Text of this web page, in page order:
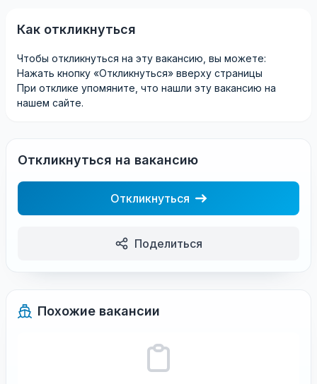
Как откликнуться
Чтобы откликнуться на эту вакансию, вы можете:
Нажать кнопку «Откликнуться» вверху страницы
При отклике упомяните, что нашли эту вакансию на
нашем сайте.
Откликнуться на вакансию
Откликнуться
Поделиться
Похожие вакансии